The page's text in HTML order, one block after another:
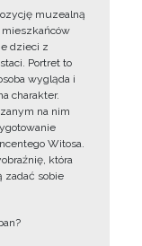
muzealną
dzieci z
Portret to
wygląda i
charakter.
na nim
Witosa.
która
zadać sobie